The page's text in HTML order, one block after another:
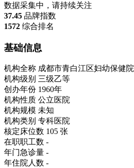
数据采集中，请持续关注
37.45 品牌指数
1572 综合排名
基础信息
机构全称 成都市青白江区妇幼保健院
机构级别 三级乙等
创办年份 1960年
机构性质 公立医院
机构规模 未知
机构类别 专科医院
核定床位数 105 张
在职职工数 -
年门急诊量 -
年住院人数 -